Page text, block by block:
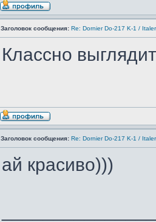
Заголовок сообщения: Re: Dornier Do-217 K-1 /
Классно
Заголовок сообщения: Re: Dornier Do-217 K-1 /
ай красиво)))